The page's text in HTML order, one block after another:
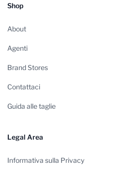
Shop
About
Agenti
Brand Stores
Contattaci
Guida alle taglie
Legal Area
Informativa sulla Privacy